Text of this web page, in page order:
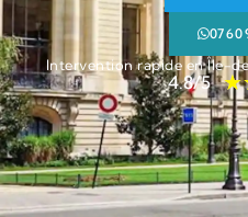
07 60
Intervention rapide en Île-
4.8/5 ★